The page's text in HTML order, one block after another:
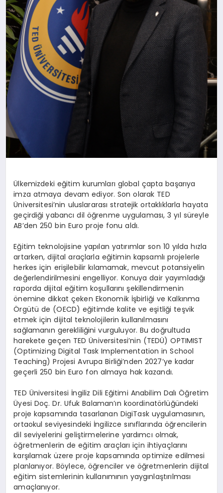
Ülkemizdeki eğitim kurumları global çapta başarıya
imza atmaya devam ediyor. Son olarak TED
Üniversitesi’nin uluslararası stratejik ortaklıklarla hayata
geçirdiği yabancı dil öğrenme uygulaması, 3 yıl süreyle
AB’den 250 bin Euro proje fonu aldı.
Eğitim teknolojisine yapılan yatırımlar son 10 yılda hızla
artarken, dijital araçlarla eğitimin kapsamlı projelerle
herkes için erişilebilir kılamamak, mevcut potansiyelin
değerlendirilmesini engelliyor. Konuya dair yayımladığı
raporda dijital eğitim koşullarını şekillendirmenin
önemine dikkat çeken Ekonomik İşbirliği ve Kalkınma
Örgütü de (OECD) eğitimde kalite ve eşitliği teşvik
etmek için dijital teknolojilerin kullanılmasını
sağlamanın gerekliliğini vurguluyor. Bu doğrultuda
harekete geçen TED Üniversitesi’nin (TEDÜ) OPTIMIST
(Optimizing Digital Task Implementation in School
Teaching) Projesi Avrupa Birliği’nden 2027’ye kadar
geçerli 250 bin Euro fon almaya hak kazandı.
TED Üniversitesi İngiliz Dili Eğitimi Anabilim Dalı Öğretim
Üyesi Doç. Dr. Ufuk Balaman’ın koordinatörlüğündeki
proje kapsamında tasarlanan DigiTask uygulamasının,
ortaokul seviyesindeki İngilizce sınıflarında öğrencilerin
dil seviyelerini geliştirmelerine yardımcı olmak,
öğretmenlerin de eğitim araçları için ihtiyaçlarını
karşılamak üzere proje kapsamında optimize edilmesi
planlanıyor. Böylece, öğrenciler ve öğretmenlerin dijital
eğitim sistemlerinin kullanımının yaygınlaştırılması
amaçlanıyor.